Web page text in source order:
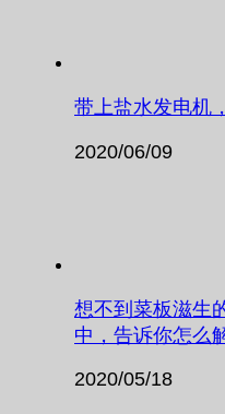
带上盐水发电机
2020/06/09
想不到菜板滋生
中，告诉你怎么
2020/05/18